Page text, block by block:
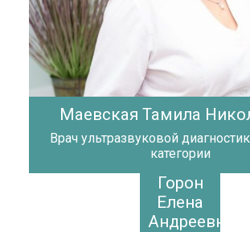
Маевская Тамила
Врач ультразвуковой
категории
Горон
Елена
Андреевна